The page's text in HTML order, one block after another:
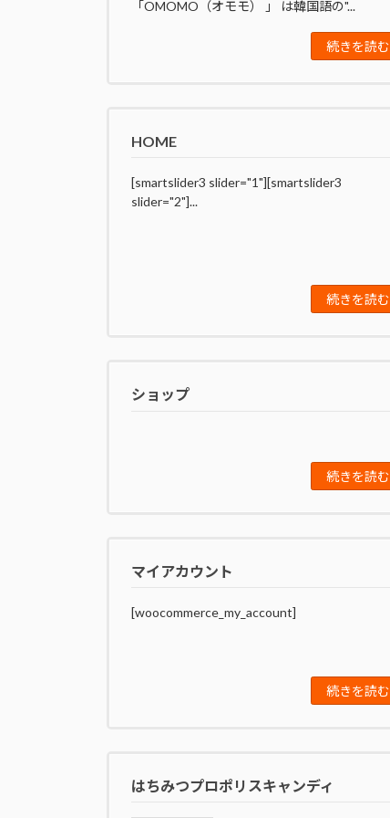
「OMOMO（オモモ） 」 は韓国語の"...
続きを読む
HOME
[smartslider3 slider="1"][smartslider3
slider="2"]...
続きを読む
ショップ
続きを読む
マイアカウント
[woocommerce_my_account]
続きを読む
はちみつプロポリスキャンディ